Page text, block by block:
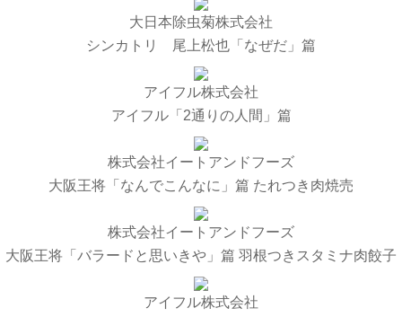
大日本除虫菊株式会社
シンカトリ 尾上松也「なぜだ」篇
アイフル株式会社
アイフル「2通りの人間」篇
株式会社イートアンドフーズ
大阪王将「なんでこんなに」篇 たれつき肉焼売
株式会社イートアンドフーズ
大阪王将「バラードと思いきや」篇 羽根つきスタミナ肉餃子
アイフル株式会社